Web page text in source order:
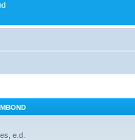
e.d.